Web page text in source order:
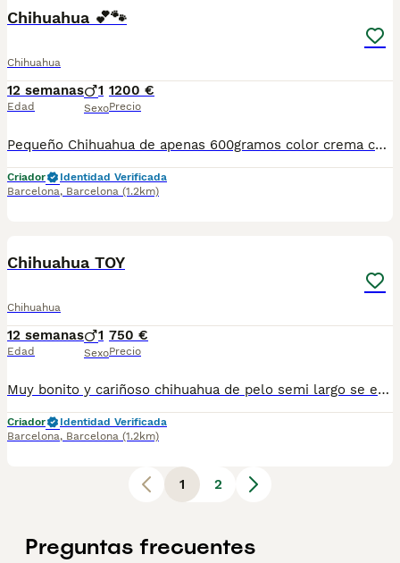
Chihuahua 💕🐾
Chihuahua
12 semanas
Edad
1
Sexo
1200 €
Precio
Pequeño Chihuahua de apenas 600gramos color crema con ojos verdes un pequeño y precioso ejemplar listo para ir a su nuevo hogar.Se entrega con su cartilla de vacunacion y desparacion correspondiente a su edad. Todos nuestros cachorros estan criados en ambiente familiar con mucho amor y mucha dedicación.
Criador
Identidad Verificada
Barcelona, Barcelona (1.2km)
Chihuahua TOY
Chihuahua
12 semanas
Edad
1
Sexo
750 €
Precio
Muy bonito y cariñoso chihuahua de pelo semi largo se entrega vacunados desparasitados y cartilla sanitaria precio real escríbenos al WhatsApp 617885222
Criador
Identidad Verificada
Barcelona, Barcelona (1.2km)
1 2
Preguntas frecuentes